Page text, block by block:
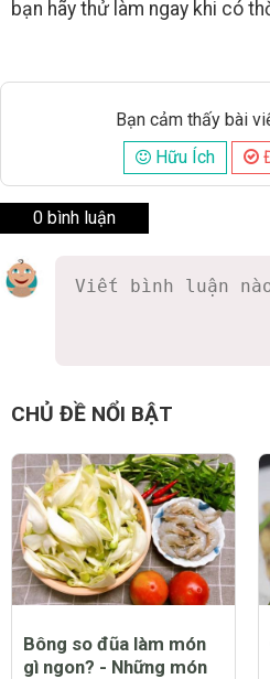
bạn hãy thử làm ngay khi có
Bạn cảm thấy bài
Hữu Ích
0 bình luận
CHỦ ĐỀ NỔI BẬT
Bông so đũa làm món
gì ngon? - Những món